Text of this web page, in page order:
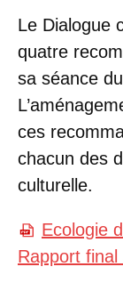
Le Dialogue
quatre
sa séance
ces
chacun des
culturelle.
Ecologie
Rapport